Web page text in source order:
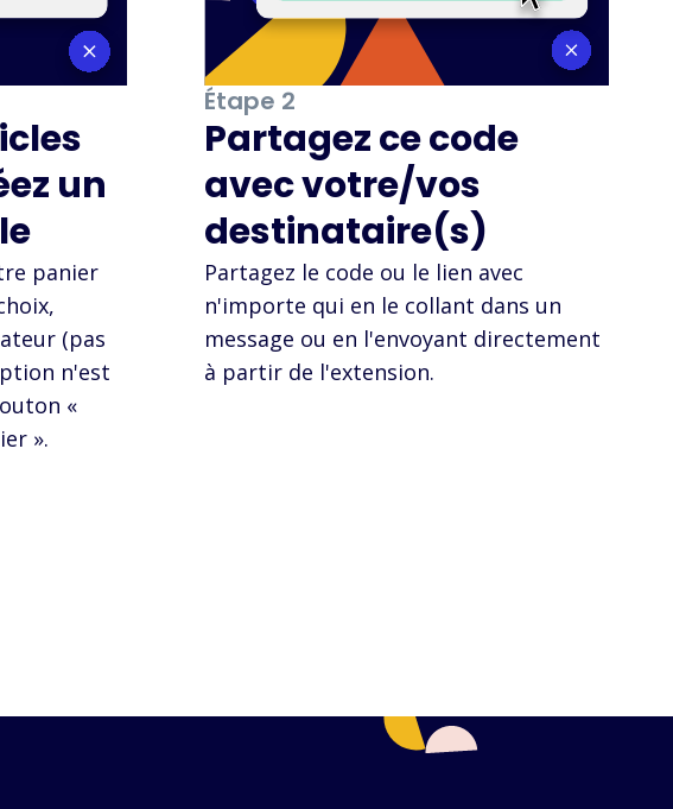
un
panier
(pas
n'est
«
».
Étape 2
Partagez ce code
avec votre/vos
destinataire(s)
Partagez le code ou le lien avec
n'importe qui en le collant dans un
message ou en l'envoyant directement
à partir de l'extension.